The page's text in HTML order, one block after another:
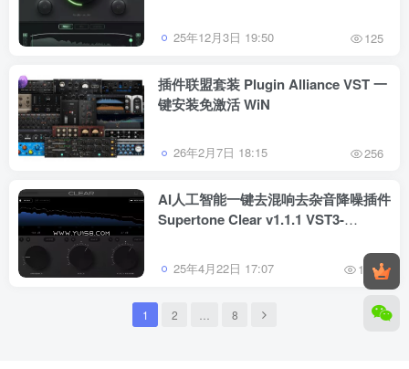
25年12月3日 19:50 125
插件联盟套装 Plugin Alliance VST 一
键安装免激活 WiN
26年2月7日 18:15 256
AI人工智能一键去混响去杂音降噪插件
Supertone Clear v1.1.1 VST3-
25年4月22日 17:07 1083
1 2 8